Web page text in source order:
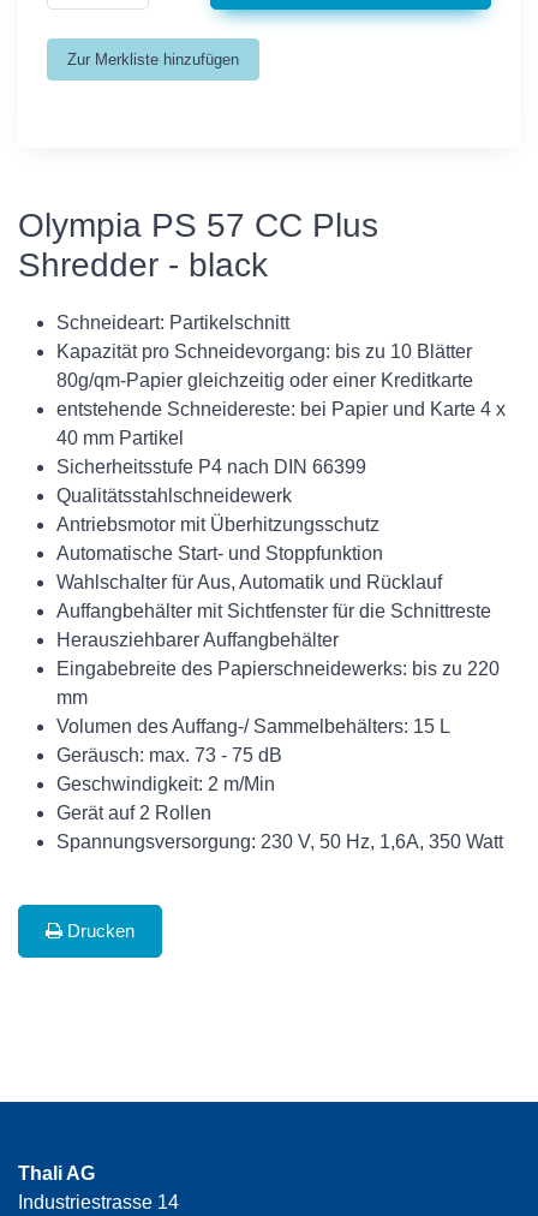
Olympia PS 57 CC Plus
Shredder - black
Schneideart: Partikelschnitt
Kapazität pro Schneidevorgang: bis zu 10 Blätter
80g/qm-Papier gleichzeitig oder einer Kreditkarte
entstehende Schneidereste: bei Papier und Karte 4 x
40 mm Partikel
Sicherheitsstufe P4 nach DIN 66399
Qualitätsstahlschneidewerk
Antriebsmotor mit Überhitzungsschutz
Automatische Start- und Stoppfunktion
Wahlschalter für Aus, Automatik und Rücklauf
Auffangbehälter mit Sichtfenster für die Schnittreste
Herausziehbarer Auffangbehälter
Eingabebreite des Papierschneidewerks: bis zu 220
mm
Volumen des Auffang-/ Sammelbehälters: 15 L
Geräusch: max. 73 - 75 dB
Geschwindigkeit: 2 m/Min
Gerät auf 2 Rollen
Spannungsversorgung: 230 V, 50 Hz, 1,6A, 350 Watt
Drucken
Thali AG
Industriestrasse 14